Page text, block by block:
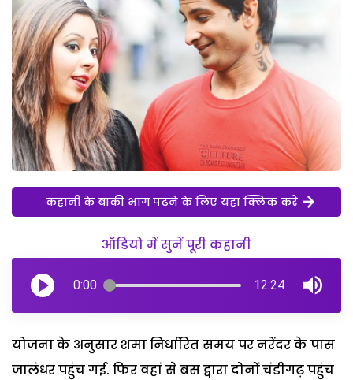
कहानी के बाकी भाग पढ़ने के लिए यहां क्लिक करें
ऑडियो में सुनें पूरी कहानी
0:00 12:24
योजना के अनुसार शमा निर्धारित समय पर नरेंदर के पास
जालंधर पहुंच गई. फिर वहां से बस द्वारा दोनों चंडीगढ़ पहुंच